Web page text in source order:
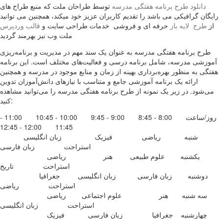
دانلود طرح برنامه هفتگی مدرسه توسط طراحان ملت که منبع طراح های
رایگان گرافیکی می باشد را تقدیم کاربران عزیز خود میکند، همچنین می توانید
از طرح لایه باز حرفه ای و فروشی خدمات طراحی سایت و قالب وردپرس
ملت وب نیز بهرمند گردید
طرح برنامه هفتگی مدرسه به عنوان یک سند مهم در مدیریت و برنامه‌ریزی
آموزشی مدرسه، شامل برنامه درسی و فعالیت‌های مختلف است. این برنامه
هفتگی به منظور بهره‌برداری بهینه از زمان و منابع موجود در مدرسه و همچنین
ارائه یک برنامه آموزشی جامع و متناسب با نیازهای دانش‌آموزان تدوین
می‌شود. در زیر یک نمونه از طرح برنامه هفتگی مدرسه را می‌توانید مشاهده
کنید:
روز/ساعت 8:00 - 8:45 9:00 - 9:45 10:00 - 10:45 11:00 -
11:45 12:00 - 12:45
شنبه ریاضی فیزیک زبان انگلیسی
استراحت زبان فارسی
یکشنبه علوم طبیعی هنر ریاضی
استراحت تاریخ
دوشنبه زبان فارسی زبان انگلیسی جغرافیا
استراحت ریاضی
سه شنبه هنر علوم اجتماعی ریاضی
استراحت زبان انگلیسی
چهارشنبه جغرافیا زبان فارسی فیزیک